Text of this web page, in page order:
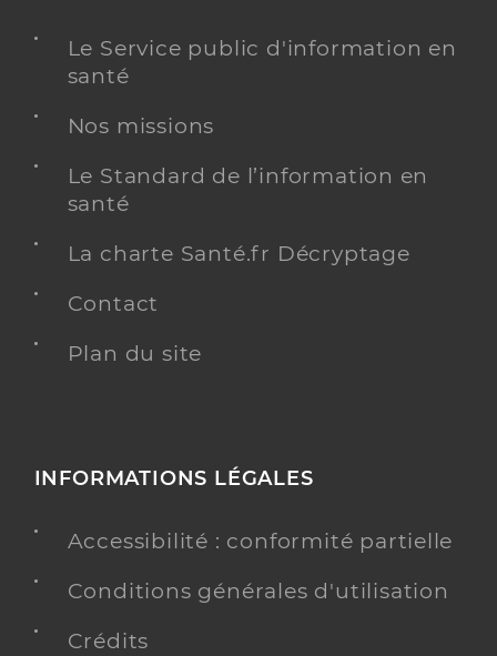
Le Service public d'information en
santé
Nos missions
Le Standard de l’information en
santé
La charte Santé.fr Décryptage
Contact
Plan du site
INFORMATIONS LÉGALES
Accessibilité : conformité partielle
Conditions générales d'utilisation
Crédits